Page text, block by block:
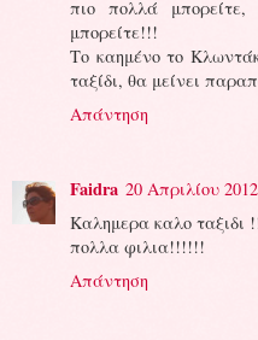
πιο πολλά
μπορείτε!!!
Το καημένο το
ταξίδι, θα μείνει
Απάντηση
Faidra 20 Απριλίου
Καλημερα καλο ταξιδι
πολλα φιλια!!!!!!
Απάντηση